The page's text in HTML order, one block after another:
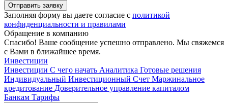
Отправить заявку
Заполняя форму вы даете согласие с политикой
конфиденциальности и правилами
Обращение в компанию
Спасибо! Ваше сообщение успешно отправлено. Мы свяжемся
с Вами в ближайшее время.
Инвестиции
Инвестиции С чего начать Аналитика Готовые решения
Индивидуальный Инвестиционный Счет Маржинальное
кредитование Доверительное управление капиталом
Банкам Тарифы